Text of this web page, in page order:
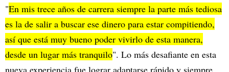
"En mis trece años de carrera siempre la parte más tediosa
es la de salir a buscar ese dinero para estar compitiendo,
así que está muy bueno poder vivirlo de esta manera,
desde un lugar más tranquilo". Lo más desafiante en esta
nueva experiencia fue lograr adaptarse rápido y siempre